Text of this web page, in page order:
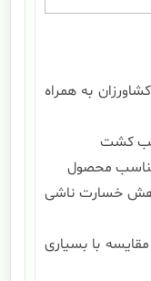
به همراه
کشت
محصول
خسارت ناشی
با بسیاری